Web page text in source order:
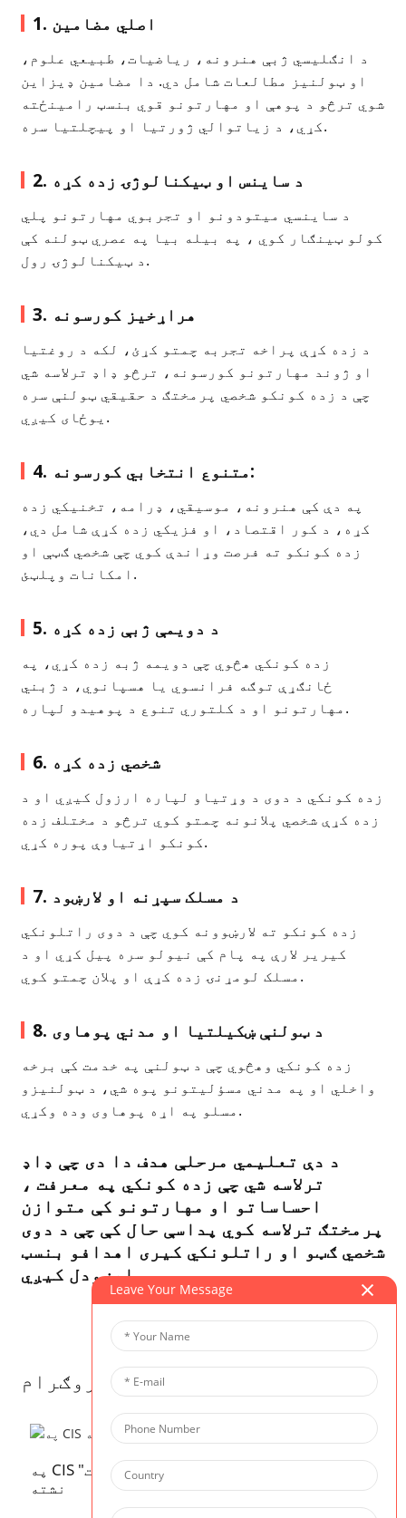
1. اصلي مضامین
د انګلیسي ژبې هنرونه، ریاضيات، طبیعي علوم،
او ټولنیز مطالعات شامل دي. دا مضامین ډیزاین
شوي ترڅو د پوهې او مهارتونو قوي بنسټ رامینځته
کړي، د زیاتوالي ژورتیا او پیچلتیا سره.
2. د ساینس او ​​​​ټیکنالوژۍ زده کړه
د ساینسي میتودونو او تجربوي مهارتونو پلي
کولو ټینګار کوي ، په بیله بیا په عصري ټولنه کې
د ټیکنالوژۍ رول.
3. هراړخیز کورسونه
د زده کړې پراخه تجربه چمتو کړئ، لکه د روغتیا
او ژوند مهارتونو کورسونه، ترڅو ډاډ ترلاسه شي
چې د زده کونکو شخصي پرمختګ د حقیقي ټولنې سره
یوځای کیږي.
4. متنوع انتخابي کورسونه:
په دې کې هنرونه، موسیقي، ډرامه، تخنیکي زده
کړه، د کور اقتصاد، او فزیکي زده کړې شامل دي،
زده کونکو ته فرصت وړاندې کوي چې شخصي ګټې او
امکانات وپلټئ.
5. د دویمې ژبې زده کړه
زده کونکي هڅوي چې دویمه ژبه زده کړي، په
ځانګړې توګه فرانسوي یا هسپانوي، د ژبني
مهارتونو او د کلتوري تنوع د پوهیدو لپاره.
6. شخصي زده کړه
زده کونکي د دوی د وړتیاو لپاره ارزول کیږي او د
زده کړې شخصي پلانونه چمتو کوي ترڅو د مختلف زده
کونکو اړتیاوې پوره کړي.
7. د مسلک سپړنه او لارښود
زده کونکو ته لارښوونه کوي چې د دوی راتلونکي
کیریر لارې په پام کې نیولو سره پیل کړي او د
مسلک لومړنۍ زده کړې او پلان چمتو کوي.
8. د ټولنې ښکیلتیا او مدني پوهاوی
زده کونکي وهڅوي چې د ټولنې په خدمت کې برخه
واخلي او په مدني مسؤلیتونو پوه شي، د ټولنیزو
مسلو په اړه پوهاوی وده وکړي.
د دې تعلیمي مرحلې هدف دا دی چې ډاډ
ترلاسه شي چې زده کونکي په معرفت ،
احساساتو او مهارتونو کې متوازن
پرمختګ ترلاسه کوي پداسې حال کې چې د دوی
شخصي ګټو او راتلونکي کیری اهدافو بنسټ
ایښودل کیږي.
اړوند پروګرام
په CIS کې ګالف | دلته د ګالف درسونه، هیڅ "چت"
نشته
Leave Your Message